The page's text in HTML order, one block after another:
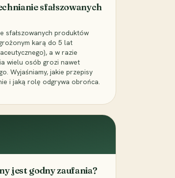
sfałszowanych
sfałszowanych produktów
karą do 5 lat
a w razie
wielu osób grozi nawet
Wyjaśniamy, jakie przepisy
i jaką rolę odgrywa obrońca.
jest godny zaufania?